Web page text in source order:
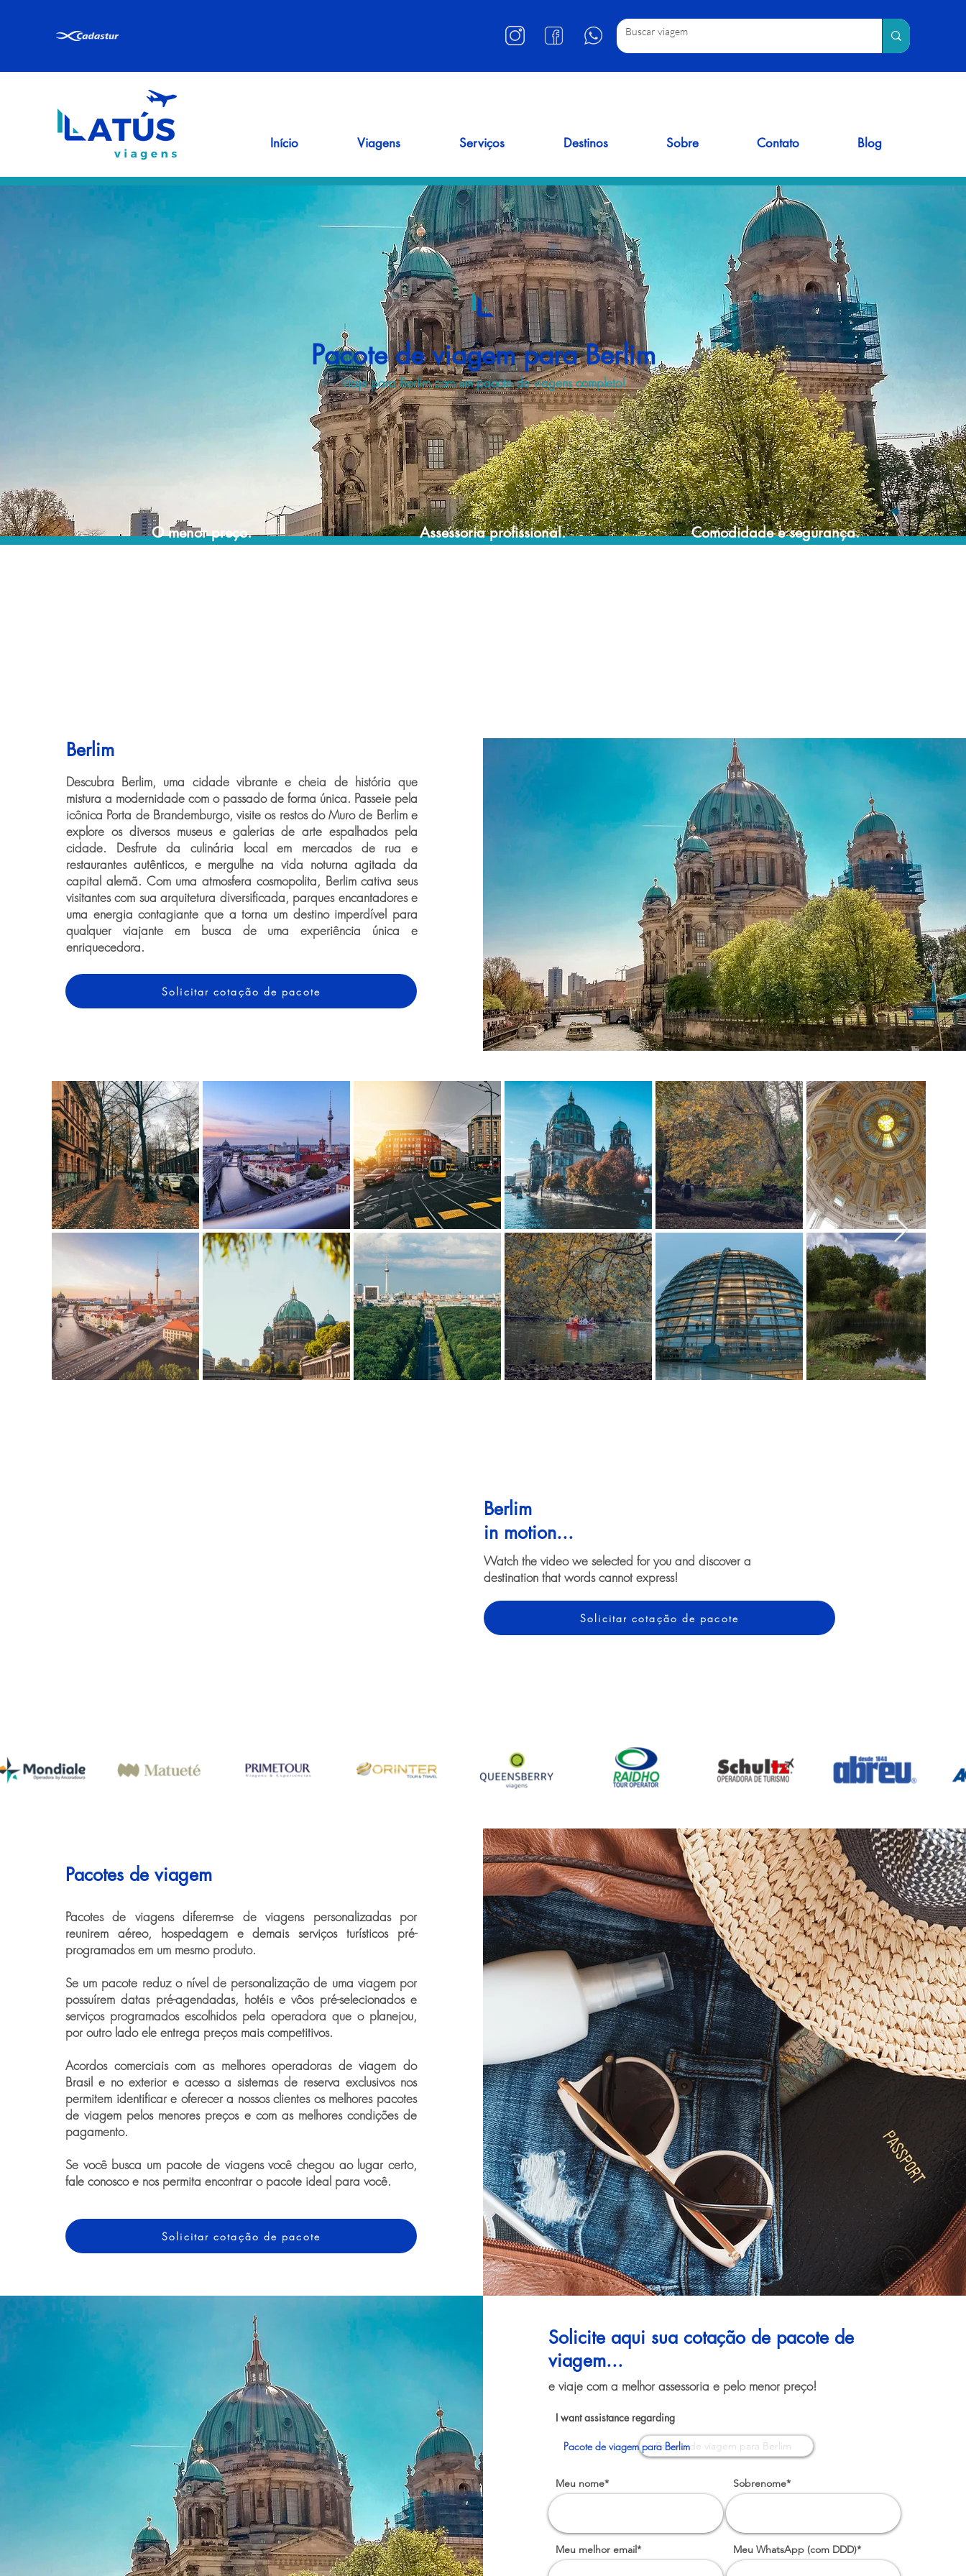
Início Viagens Serviços Destinos Sobre Contato Blog
Pacote de viagem para Berlim
Viaje para Berlim com um pacote de viagens completo!
O menor preço. Assessoria profissional. Comodidade e segurança.
Berlim
Descubra Berlim, uma cidade vibrante e cheia de história que
mistura a modernidade com o passado de forma única. Passeie pela
icônica Porta de Brandemburgo, visite os restos do Muro de Berlim e
explore os diversos museus e galerias de arte espalhados pela
cidade. Desfrute da culinária local em mercados de rua e
restaurantes autênticos, e mergulhe na vida noturna agitada da
capital alemã. Com uma atmosfera cosmopolita, Berlim cativa seus
visitantes com sua arquitetura diversificada, parques encantadores e
uma energia contagiante que a torna um destino imperdível para
qualquer viajante em busca de uma experiência única e
enriquecedora.
Solicitar cotação de pacote
Berlim
in motion...
Watch the video we selected for you and discover a
destination that words cannot express!
Solicitar cotação de pacote
Pacotes de viagem
Pacotes de viagens diferem-se de viagens personalizadas por
reunirem aéreo, hospedagem e demais serviços turísticos pré-
programados em um mesmo produto.
Se um pacote reduz o nível de personalização de uma viagem por
possuírem datas pré-agendadas, hotéis e vôos pré-selecionados e
serviços programados escolhidos pela operadora que o planejou,
por outro lado ele entrega preços mais competitivos.
Acordos comerciais com as melhores operadoras de viagem do
Brasil e no exterior e acesso a sistemas de reserva exclusivos nos
permitem identificar e oferecer a nossos clientes os melhores pacotes
de viagem pelos menores preços e com as melhores condições de
pagamento.
Se você busca um pacote de viagens você chegou ao lugar certo,
fale conosco e nos permita encontrar o pacote ideal para você.
Solicitar cotação de pacote
Solicite aqui sua cotação de pacote de
viagem...
e viaje com a melhor assessoria e pelo menor preço!
I want assistance regarding
Pacote de viagem para Berlim
Meu nome* Sobrenome*
Meu melhor email* Meu WhatsApp (com DDD)*